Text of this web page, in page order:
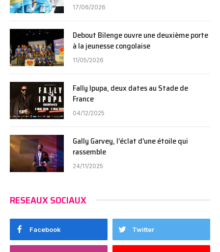
17/06/2026
Debout Bilenge ouvre une deuxième porte
à la jeunesse congolaise
11/05/2026
Fally Ipupa, deux dates au Stade de
France
04/12/2025
Gally Garvey, l’éclat d’une étoile qui
rassemble
24/11/2025
RESEAUX SOCIAUX
Facebook Twitter